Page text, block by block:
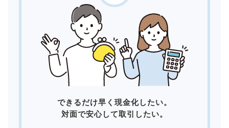
できるだけ早く現金化したい。
対面で安心して取引したい。